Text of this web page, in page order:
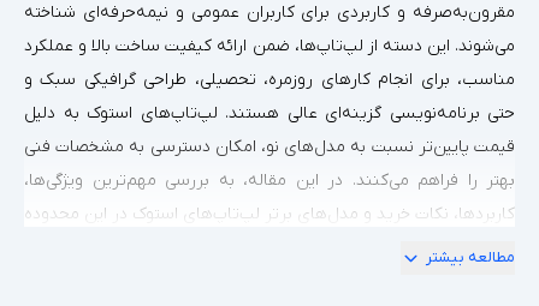
مقرون‌به‌صرفه و کاربردی برای کاربران عمومی و نیمه‌حرفه‌ای شناخته
می‌شوند. این دسته از لپ‌تاپ‌ها، ضمن ارائه کیفیت ساخت بالا و عملکرد
مناسب، برای انجام کارهای روزمره، تحصیلی، طراحی گرافیکی سبک و
حتی برنامه‌نویسی گزینه‌ای عالی هستند. لپ‌تاپ‌های استوک به دلیل
قیمت پایین‌تر نسبت به مدل‌های نو، امکان دسترسی به مشخصات فنی
بهتر را فراهم می‌کنند. در این مقاله، به بررسی مهم‌ترین ویژگی‌ها،
کاربردها، نکات خرید و مدل‌های برتر لپ‌تاپ‌های استوک در این محدوده
قیمتی می‌پردازیم.
مطالعه بیشتر